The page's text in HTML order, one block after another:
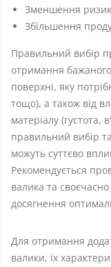
Зменшення
Збільшення
Правильний вибір
отримання
поверхні, яку
тощо), а також від
матеріалу (густота,
правильний вибір
можуть суттєво
Рекомендується
валика та
досягнення
Для отримання
валики, їх